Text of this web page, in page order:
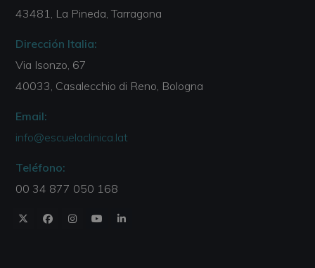
43481, La Pineda, Tarragona
Dirección Italia:
Via Isonzo, 67
40033, Casalecchio di Reno, Bologna
Email:
info@escuelaclinica.lat
Teléfono:
00 34 877 050 168